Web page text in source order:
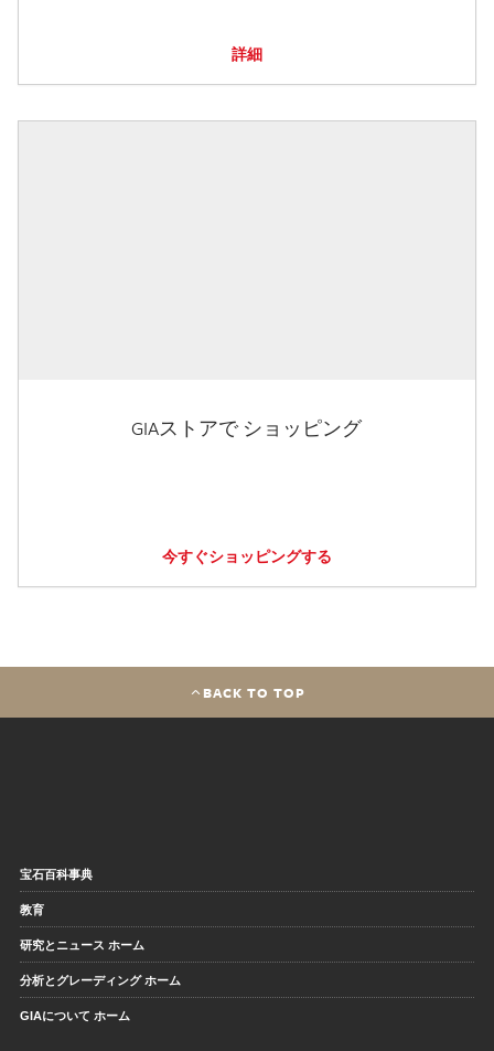
詳細
GIAストアで ショッピング
今すぐショッピングする
BACK TO TOP
宝石百科事典
教育
研究とニュース ホーム
分析とグレーディング ホーム
GIAについて ホーム